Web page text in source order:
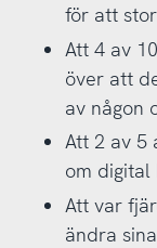
för att
Att 4 av
över att
av någon
Att 2 av 5
om
Att var
ändra